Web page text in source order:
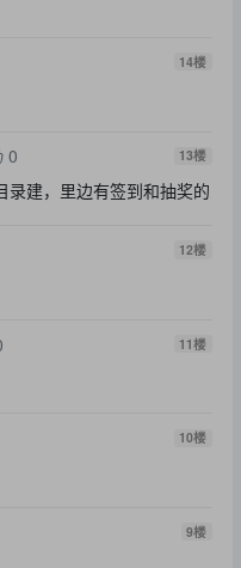
14楼
0 13楼
录建，里边有签到和抽奖的
12楼
11楼
10楼
9楼